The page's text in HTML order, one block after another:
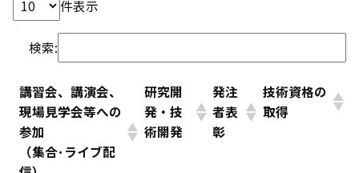
件表示
検索:
講習会、講演会、
現場見学会等への
参加
（集合･ライブ配
研究開
発・技
術開発
発注
者表
彰
技術資格の
取得